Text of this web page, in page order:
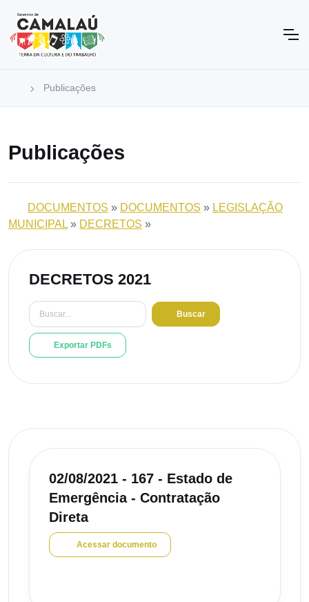
Publicações
Publicações
DOCUMENTOS » DOCUMENTOS » LEGISLAÇÃO
MUNICIPAL » DECRETOS »
DECRETOS 2021
Buscar
Exportar PDFs
02/08/2021 - 167 - Estado de
Emergência - Contratação
Direta
Acessar documento